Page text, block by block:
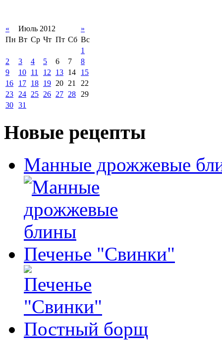
« Июль 2012
»
Пн Вт Ср Чт Пт Сб Вс
1
2
3 4 5 6 7
8
9
10 11 12 13 14
15
16
17 18 19 20 21
22
23 24 25 26 27 28 29
30 31
Новые рецепты
Манные дрожжевые
Печенье "Свинки"
Постный борщ